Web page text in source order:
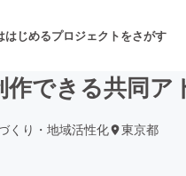
はじめるプロジェクトをさがす
できる共同ア
くり・地域活性化 東京都